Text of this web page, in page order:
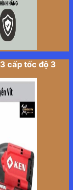
cấp tốc độ 3